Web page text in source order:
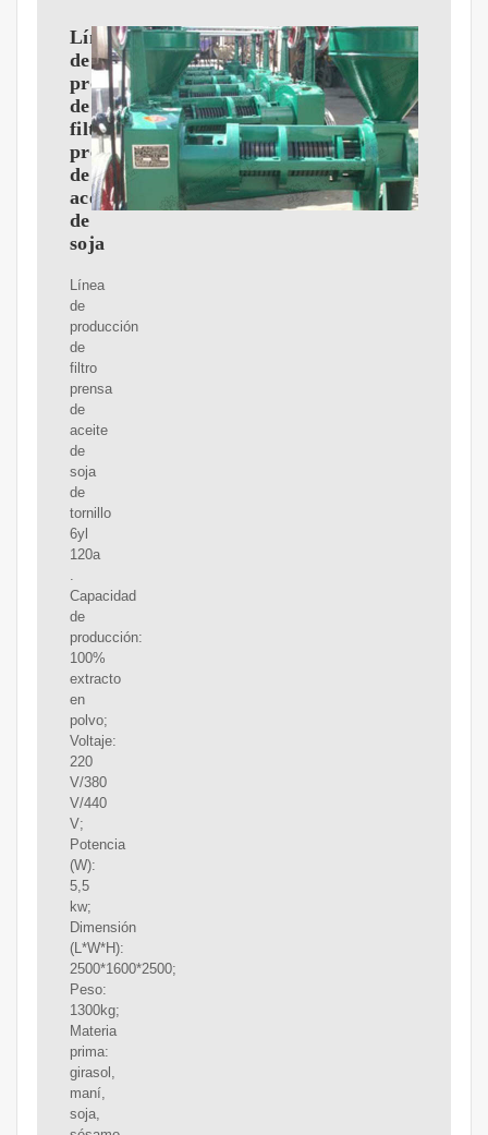
Línea
de
producción
de
filtro
prensa
de
aceite
de
soja
Línea
de
producción
de
filtro
prensa
de
aceite
de
soja
de
tornillo
6yl
120a
.
Capacidad
de
producción:
100%
extracto
en
polvo;
Voltaje:
220
V/380
V/440
V;
Potencia
(W):
5,5
kw;
Dimensión
(L*W*H):
2500*1600*2500;
Peso:
1300kg;
Materia
prima:
girasol,
maní,
soja,